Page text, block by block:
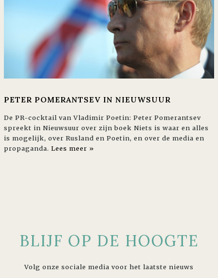
PETER POMERANTSEV IN NIEUWSUUR
De PR-cocktail van Vladimir Poetin: Peter Pomerantsev
spreekt in Nieuwsuur over zijn boek Niets is waar en alles
is mogelijk, over Rusland en Poetin, en over de media en
propaganda. Lees meer »
BLIJF OP DE HOOGTE
Volg onze sociale media voor het laatste nieuws